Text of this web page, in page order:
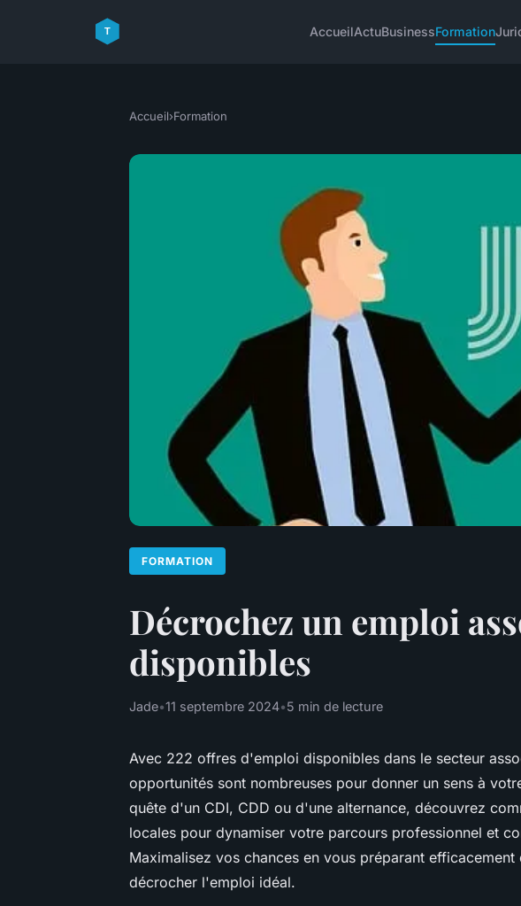
AccueilActuBusinessFormation
Accueil›Formation
FORMATION
Décrochez un emploi
disponibles
Jade•11 septembre 2024•5 min de lecture
Avec 222 offres d'emploi disponibles dans le secteur
opportunités sont nombreuses pour donner un sens à
quête d'un CDI, CDD ou d'une alternance, découvrez
locales pour dynamiser votre parcours professionnel et
Maximalisez vos chances en vous préparant
décrocher l'emploi idéal.